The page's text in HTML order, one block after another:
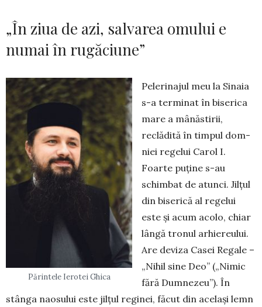
„În ziua de azi, salvarea omului e
numai în rugăciune”
Părintele Ierotei Ghica
Pelerinajul meu la Sinaia
s-a terminat în biserica
mare a mâ­năstirii,
reclădită în timpul dom­
niei regelui Carol I.
Foarte puține s-au
schimbat de atunci. Jilțul
din biserică al regelui
este și acum acolo, chiar
lângă tronul arhie­reu­lui.
Are deviza Casei Re­gale –
„Nihil sine Deo” („Nimic
fără Dumne­zeu”). În
stânga nao­sului este jilțul reginei, făcut din ace­lași lemn